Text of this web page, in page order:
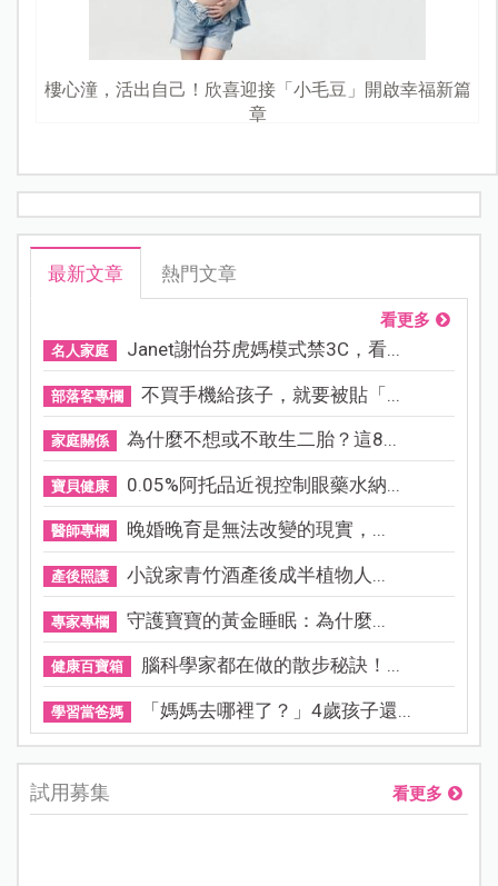
樓心潼，活出自己！欣喜迎接「小毛豆」開啟幸福新篇
章
最新文章 熱門文章
看更多
名人家庭 Janet謝怡芬虎媽模式禁3C，看...
部落客專欄 不買手機給孩子，就要被貼「...
家庭關係 為什麼不想或不敢生二胎？這8...
寶貝健康 0.05%阿托品近視控制眼藥水納...
醫師專欄 晚婚晚育是無法改變的現實，...
產後照護 小說家青竹酒產後成半植物人...
專家專欄 守護寶寶的黃金睡眠：為什麼...
健康百寶箱 腦科學家都在做的散步秘訣！...
學習當爸媽 「媽媽去哪裡了？」4歲孩子還...
試用募集 看更多